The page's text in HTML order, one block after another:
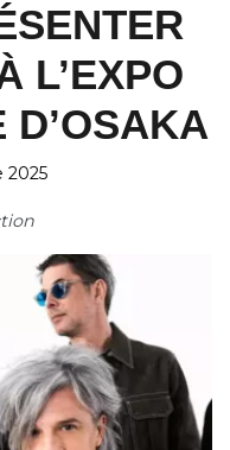
L’EXPO
D’OSAKA
2025